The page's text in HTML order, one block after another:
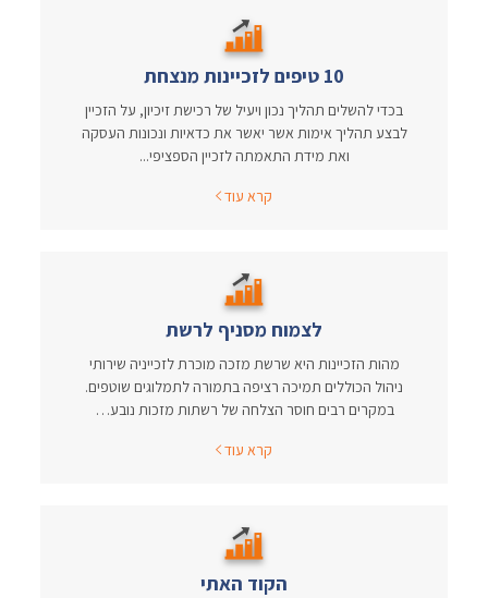
10 טיפים לזכיינות מנצחת
בכדי להשלים תהליך נכון ויעיל של רכישת זיכיון, על הזכיין
לבצע תהליך אימות אשר יאשר את כדאיות ונכונות העסקה
ואת מידת התאמתה לזכיין הספציפי...
קרא עוד
לצמוח מסניף לרשת
מהות הזכיינות היא שרשת מזכה מוכרת לזכייניה שירותי
ניהול הכוללים תמיכה רציפה בתמורה לתמלוגים שוטפים.
במקרים רבים חוסר הצלחה של רשתות מזכות נובע…
קרא עוד
הקוד האתי